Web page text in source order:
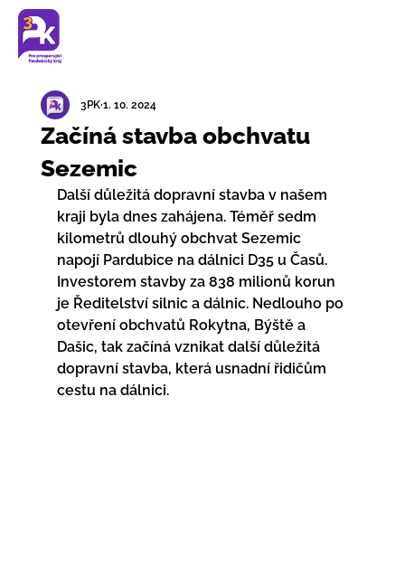
Začíná stavba obchvatu
Sezemic
3PK 1. 10. 2024
Další důležitá dopravní stavba v našem
kraji byla dnes zahájena. Téměř sedm
kilometrů dlouhý obchvat Sezemic
napojí Pardubice na dálnici D35 u Časů.
Investorem stavby za 838 milionů korun
je Ředitelství silnic a dálnic. Nedlouho po
otevření obchvatů Rokytna, Býště a
Dašic, tak začíná vznikat další důležitá
dopravní stavba, která usnadní řidičům
cestu na dálnici.